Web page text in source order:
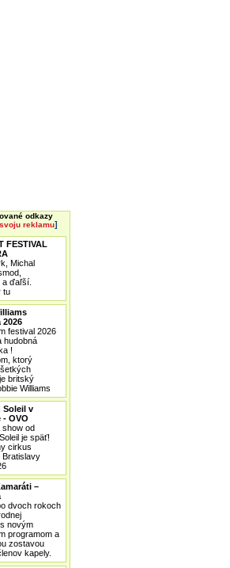
odkazy
reklamu]
FESTIVAL
Michal
a ďaľší.
tu
2026
festival 2026
hudobná
!
ktorý
britský
Williams
Soleil v
- OVO
show od
je späť!
cirkus
Bratislavy
–
dvoch rokoch
novým
programom a
zostavou
kapely.